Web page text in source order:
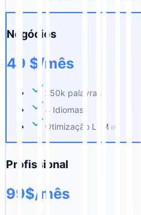
Negócios
49 $/mês
250k palavras
4 Idiomas
Otimização LLM ✅
Profissional
99$/mês